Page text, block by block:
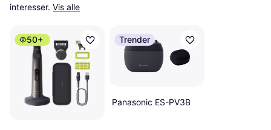
interesser. Vis alle
50+ Trender
Panasonic ES-PV3B